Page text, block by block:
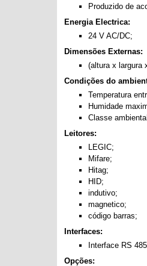
Produzido de
Energia Electrica:
24 V AC/DC;
Dimensões Externas:
(altura x largura
Condições do
Temperatura
Humidade
Classe
Leitores:
LEGIC;
Mifare;
Hitag;
HID;
indutivo;
magnetico;
código barras;
Interfaces:
Interface RS
Opções: